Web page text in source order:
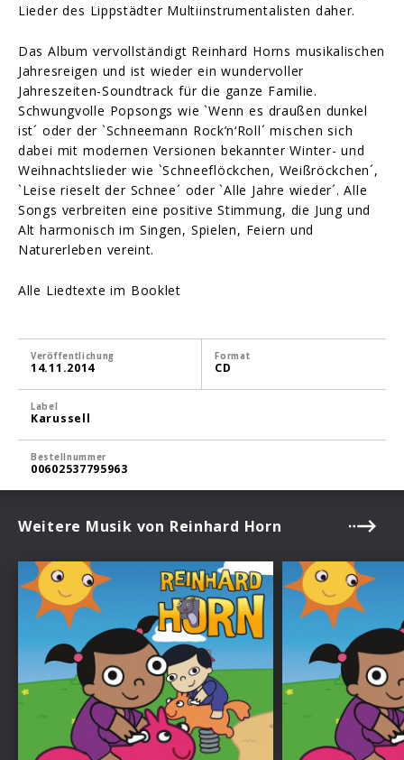
Lieder des Lippstädter Multiinstrumentalisten daher.
Das Album vervollständigt Reinhard Horns musikalischen
Jahresreigen und ist wieder ein wundervoller
Jahreszeiten-Soundtrack für die ganze Familie.
Schwungvolle Popsongs wie `Wenn es draußen dunkel
ist´ oder der `Schneemann Rock’n‘Roll´ mischen sich
dabei mit modernen Versionen bekannter Winter- und
Weihnachtslieder wie `Schneeflöckchen, Weißröckchen´,
`Leise rieselt der Schnee´ oder `Alle Jahre wieder´. Alle
Songs verbreiten eine positive Stimmung, die Jung und
Alt harmonisch im Singen, Spielen, Feiern und
Naturerleben vereint.
Alle Liedtexte im Booklet
Veröffentlichung
14.11.2014
Format
CD
Label
Karussell
Bestellnummer
00602537795963
Weitere Musik von Reinhard Horn